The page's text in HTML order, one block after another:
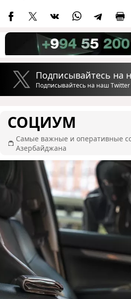
Подписывайтесь на
Подписывайтесь на наш Twitter
СОЦИУМ
Самые важные и оперативные
Азербайджана